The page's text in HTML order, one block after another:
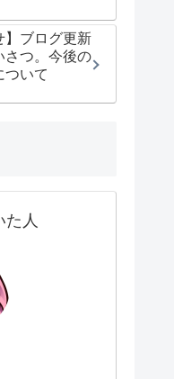
】ブログ更新
さつ。今後の
ついて
た人